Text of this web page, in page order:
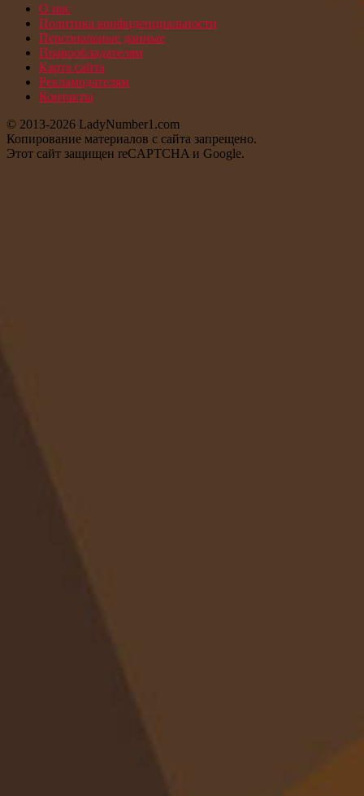
О нас
Политика конфиденциальности
Персональные данные
Правообладателям
Карта сайта
Рекламодателям
Контакты
© 2013-2026 LadyNumber1.com
Копирование материалов c сайта запрещено.
Этот сайт защищен reCAPTCHA и Google.